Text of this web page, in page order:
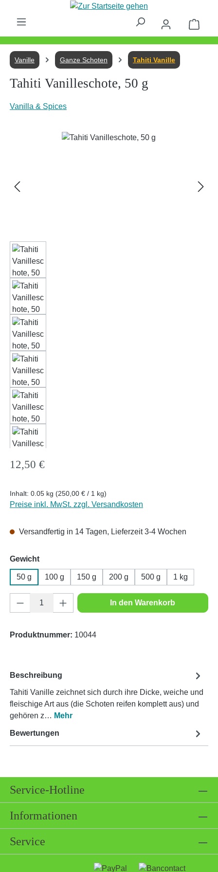
Zum Hauptinhalt springen
Vanille Ganze Schoten Tahiti Vanille
Tahiti Vanilleschote, 50 g
Vanilla & Spices
Bildergalerie überspringen
Regulärer Preis:
12,50 €
Inhalt: 0.05 kg (250,00 € / 1 kg)
Preise inkl. MwSt. zzgl. Versandkosten
Versandfertig in 14 Tagen, Lieferzeit 3-4 Wochen
Gewichtauswählen
50 g 100 g 150 g 200 g 500 g 1 kg
Produkt Anzahl: Gib den gewünschten
In den Warenkorb
Produktnummer: 10044
Beschreibung
Tahiti Vanille zeichnet sich durch ihre Dicke, weiche und
fleischige Art aus (die Schoten reifen komplett aus) und
gehören z… Mehr
Bewertungen
Service-Hotline
Informationen
Service